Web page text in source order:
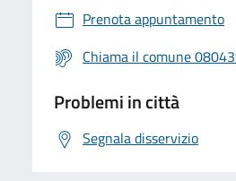
Prenota appuntamento
Chiama il comune
Problemi in città
Segnala disservizio